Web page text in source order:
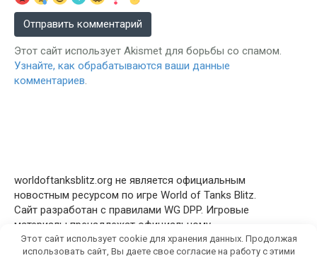
Этот сайт использует Akismet для борьбы со спамом.
Узнайте, как обрабатываются ваши данные
комментариев.
worldoftanksblitz.org не является официальным
новостным ресурсом по игре World of Tanks Blitz.
Сайт разработан с правилами WG DPP. Игровые
материалы пренадлежат официальному
правообладателю © Wargaming.net
Этот сайт использует cookie для хранения данных. Продолжая
использовать сайт, Вы даете свое согласие на работу с этими